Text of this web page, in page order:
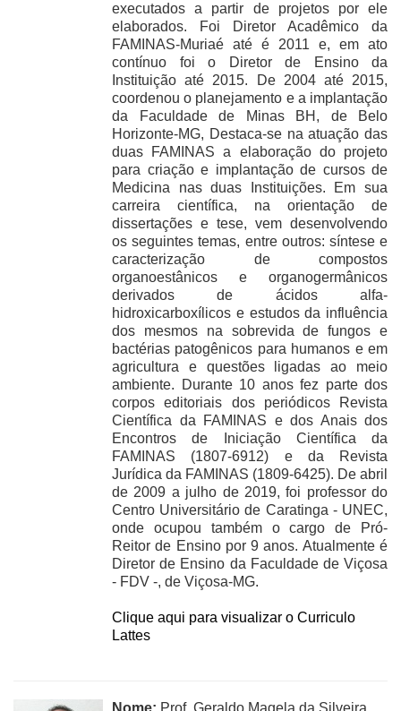
executados a partir de projetos por ele
elaborados. Foi Diretor Acadêmico da
FAMINAS-Muriaé até é 2011 e, em ato
contínuo foi o Diretor de Ensino da
Instituição até 2015. De 2004 até 2015,
coordenou o planejamento e a implantação
da Faculdade de Minas BH, de Belo
Horizonte-MG, Destaca-se na atuação das
duas FAMINAS a elaboração do projeto
para criação e implantação de cursos de
Medicina nas duas Instituições. Em sua
carreira científica, na orientação de
dissertações e tese, vem desenvolvendo
os seguintes temas, entre outros: síntese e
caracterização de compostos
organoestânicos e organogermânicos
derivados de ácidos alfa-
hidroxicarboxílicos e estudos da influência
dos mesmos na sobrevida de fungos e
bactérias patogênicos para humanos e em
agricultura e questões ligadas ao meio
ambiente. Durante 10 anos fez parte dos
corpos editoriais dos periódicos Revista
Científica da FAMINAS e dos Anais dos
Encontros de Iniciação Científica da
FAMINAS (1807-6912) e da Revista
Jurídica da FAMINAS (1809-6425). De abril
de 2009 a julho de 2019, foi professor do
Centro Universitário de Caratinga - UNEC,
onde ocupou também o cargo de Pró-
Reitor de Ensino por 9 anos. Atualmente é
Diretor de Ensino da Faculdade de Viçosa
- FDV -, de Viçosa-MG.
Clique aqui para visualizar o Curriculo
Lattes
Nome: Prof. Geraldo Magela da Silveira